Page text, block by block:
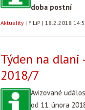
doba postní
Aktuality | FiLiP | 18.2.2018
Týden na dlani
2018/7
Avizované
od 11. února